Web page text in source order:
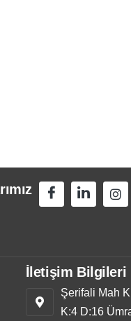
İletişim Bilgileri
Şerifali Mah
K:4 D:16